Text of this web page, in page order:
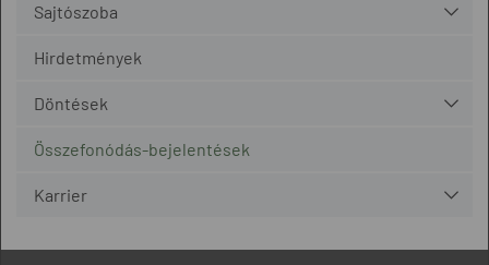
Sajtószoba
Hirdetmények
Döntések
Összefonódás-bejelentések
Karrier